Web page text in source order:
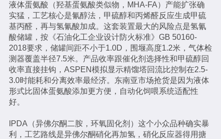
液体蛋氨酸（羟基蛋氨酸类似物，MHA-FA）产能扩张确
实猛，工艺核心是氰醇法，甲硫醇和丙烯醛反应生成甲硫
基丙醛，再与氢氰酸加成。这套装置最大的风险点是氢氰
酸储罐，按《石油化工企业设计防火标准》GB 50160-
2018要求，储罐间距不小于1.0D，围堰高度1.2米，气体检
测器覆盖半径7.5米。产品收率跟催化剂选择性和甲硫醇回
收率直接挂钩，ASPEN模拟显示精馏塔回流比控制在2.5-
3.0时能耗和分离效率最经济。东南亚市场抢货是因为液体
形式比固体蛋氨酸添加更方便，自动化饲喂系统适配性
好。
IPDA（异佛尔酮二胺，环氧固化剂）这个小众品种确实暴
利，工艺路线是异佛尔酮硝化再加氢，硝化反应器得用搪